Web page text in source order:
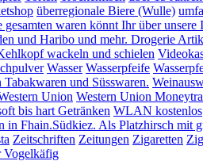
überregionale Biere (Wulle)
gesamten waren könnt Ihr über
und Haribo und mehr. Drogerie
wackeln und schielen
Wasser Wasserpfeife
Tabakwaren und Süsswaren.
Union Western Union
bis hart Getränken WLAN kostenlos
in Fhain.Südkiez. Als Platzhirsch mit
Zeitschriften Zeitungen Zigaretten
Vogelkäfig